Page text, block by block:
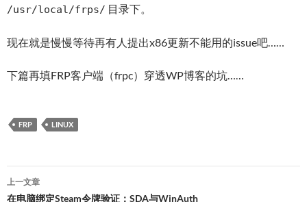
/usr/local/frps/ 目录下。
现在就是慢慢等待再有人提出x86更新不能用的issue吧……
下篇再填FRP客户端（frpc）穿透WP博客的坑……
FRP LINUX
文
上一文章
在电脑绑定Steam令牌验证：SDA与WinAuth